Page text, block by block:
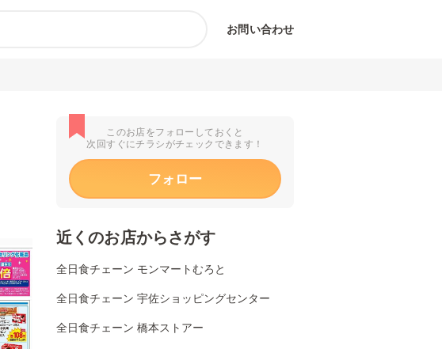
お問い合わせ
このお店をフォローしておくと
次回すぐにチラシがチェックできます！
フォロー
近くのお店からさがす
全日食チェーン モンマートむろと
全日食チェーン 宇佐ショッピングセンター
全日食チェーン 橋本ストアー